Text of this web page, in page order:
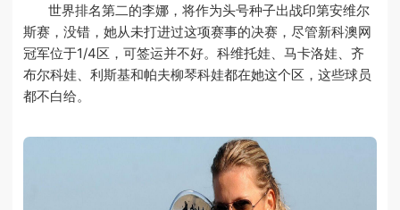
世界排名第二的李娜，将作为头号种子出战印第安维尔
斯赛，没错，她从未打进过这项赛事的决赛，尽管新科澳网
冠军位于1/4区，可签运并不好。科维托娃、马卡洛娃、齐
布尔科娃、利斯基和帕夫柳琴科娃都在她这个区，这些球员
都不白给。